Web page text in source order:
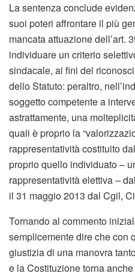
La sentenza conclude
suoi poteri affrontare il più
mancata attuazione dell’art.
individuare un criterio
sindacale, ai fini del
dello Statuto: peraltro,
soggetto competente a
astrattamente, una
quali è proprio la
rappresentatività costituito
proprio quello individuato –
rappresentatività elettiva –
il 31 maggio 2013 dal Cgil,
Tornando al commento
semplicemente dire che con
giustizia di una manovra
e la Costituzione torna